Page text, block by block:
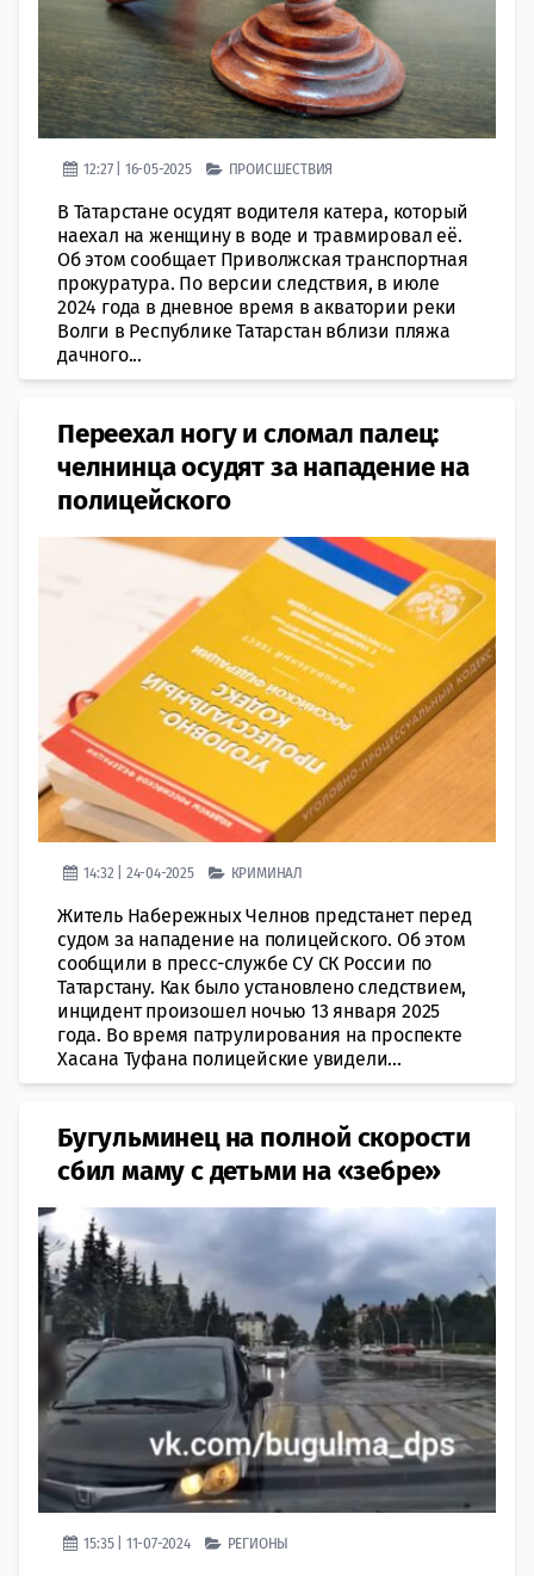
12:27 | 16-05-2025 ПРОИСШЕСТВИЯ
В Татарстане осудят водителя катера, который
наехал на женщину в воде и травмировал её.
Об этом сообщает Приволжская транспортная
прокуратура. По версии следствия, в июле
2024 года в дневное время в акватории реки
Волги в Республике Татарстан вблизи пляжа
дачного...
Переехал ногу и сломал палец:
челнинца осудят за нападение на
полицейского
14:32 | 24-04-2025 КРИМИНАЛ
Житель Набережных Челнов предстанет перед
судом за нападение на полицейского. Об этом
сообщили в пресс-службе СУ СК России по
Татарстану. Как было установлено следствием,
инцидент произошел ночью 13 января 2025
года. Во время патрулирования на проспекте
Хасана Туфана полицейские увидели...
Бугульминец на полной скорости
сбил маму с детьми на «зебре»
15:35 | 11-07-2024 РЕГИОНЫ